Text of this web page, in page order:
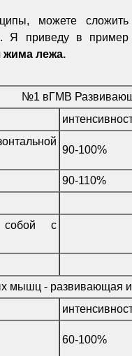
можете сложить
Я приведу в пример
жима лежа.
№1 вГМВ
90-100%
90-110%
с
мышц - развивающая
60-100%